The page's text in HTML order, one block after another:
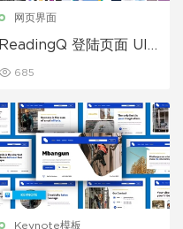
网页界面
ReadingQ 登陆页面 UI
685
Keynote模板